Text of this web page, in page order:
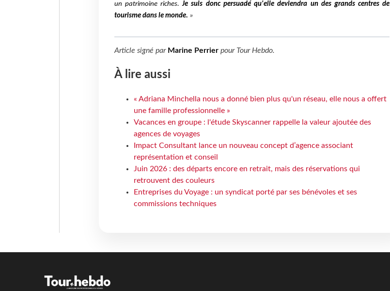
un patrimoine riches.Je suis donc persuadé qu'elle deviendra un des grands centres de
tourisme dans le monde. »
Article signé par Marine Perrierpour Tour Hebdo.
À lire aussi
« Adriana Minchella nous a donné bien plus qu'un réseau, elle nous a offert
une famille professionnelle »
Vacances en groupe : l'étude Skyscanner rappelle la valeur ajoutée des
agences de voyages
Impact Consultant lance un nouveau concept d’agence associant
représentation et conseil
Juin 2026 : des départs encore en retrait, mais des réservations qui
retrouvent des couleurs
Entreprises du Voyage : un syndicat porté par ses bénévoles et ses
commissions techniques